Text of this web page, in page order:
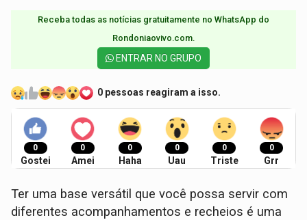
Receba todas as notícias gratuitamente no WhatsApp do
Rondoniaovivo.com.​
ENTRAR NO GRUPO
0 pessoas reagiram a isso.
0
Gostei
0
Amei
0
Haha
0
Uau
0
Triste
0
Grr
Ter uma base versátil que você possa servir com
diferentes acompanhamentos e recheios é uma